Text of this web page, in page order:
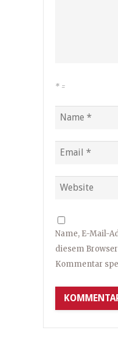
* =
Name, E-Mail-
diesem
Kommentar